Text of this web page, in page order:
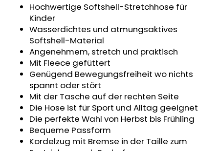
Hochwertige Softshell-Stretchhose für
Kinder
Wasserdichtes und atmungsaktives
Softshell-Material
Angenehmem, stretch und praktisch
Mit Fleece gefüttert
Genügend Bewegungsfreiheit wo nichts
spannt oder stört
Mit der Tasche auf der rechten Seite
Die Hose ist für Sport und Alltag geeignet
Die perfekte Wahl von Herbst bis Frühling
Bequeme Passform
Kordelzug mit Bremse in der Taille zum
SWEATHOSE
DENIM
LÖWE
€32,50